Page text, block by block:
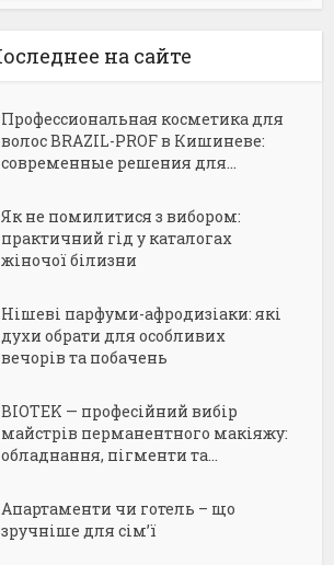
на сайте
Профессиональная косметика для
волос BRAZIL-PROF в Кишиневе:
современные решения для...
Як не помилитися з вибором:
практичний гід у каталогах
жіночої білизни
Нішеві парфуми-афродизіаки: які
духи обрати для особливих
вечорів та побачень
BIOTEK — професійний вибір
майстрів перманентного макіяжу:
обладнання, пігменти та...
Апартаменти чи готель – що
зручніше для сім’ї